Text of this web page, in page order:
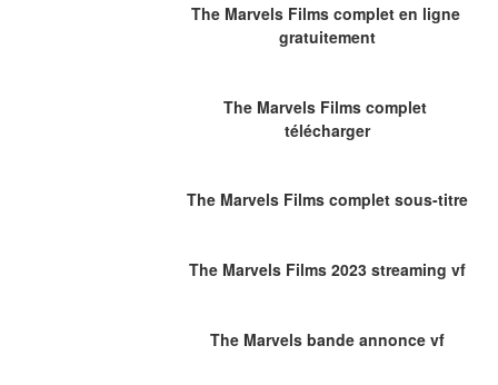
The Marvels Films complet en ligne
gratuitement
The Marvels Films complet
télécharger
The Marvels Films complet sous-titre
The Marvels Films 2023 streaming vf
The Marvels bande annonce vf